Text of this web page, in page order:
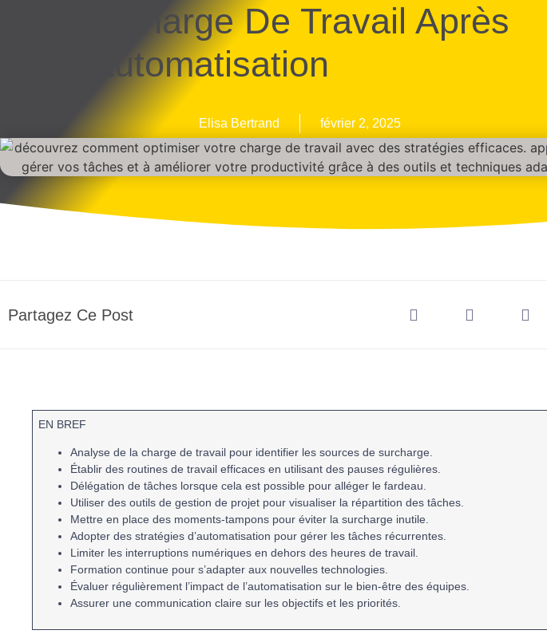
Surcharge De Travail Après
L’automatisation
Elisa Bertrand février 2, 2025
Partagez Ce Post
EN BREF
Analyse de la charge de travail pour identifier les sources de surcharge.
Établir des routines de travail efficaces en utilisant des pauses régulières.
Délégation de tâches lorsque cela est possible pour alléger le fardeau.
Utiliser des outils degestion de projet pour visualiser la répartition des tâches.
Mettre en place des moments-tampons pour éviter lasurcharge inutile.
Adopter des stratégies d’automatisation pour gérer les tâches récurrentes.
Limiter les interruptions numériques en dehors des heures de travail.
Formation continue pour s’adapter aux nouvelles technologies.
Évaluer régulièrement l’impact de l’automatisation sur le bien-être des équipes.
Assurer unecommunication claire sur les objectifs et les priorités.